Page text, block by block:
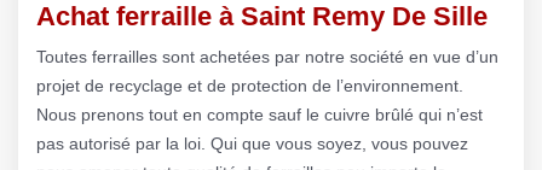
Achat ferraille à Saint Remy De Sille
Toutes ferrailles sont achetées par notre société en vue d’un
projet de recyclage et de protection de l’environnement.
Nous prenons tout en compte sauf le cuivre brûlé qui n’est
pas autorisé par la loi. Qui que vous soyez, vous pouvez